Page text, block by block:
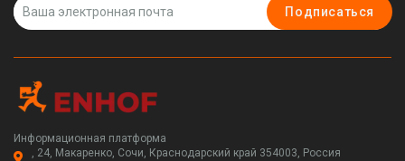
Подписаться
Информационная платформа
, 24, Макаренко, Сочи, Краснодарский край 354003, Россия